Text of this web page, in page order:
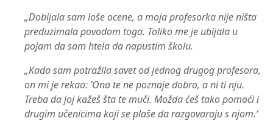
„Dobijala sam loše ocene, a moja profesorka nije ništa
preduzimala povodom toga. Toliko me je ubijala u
pojam da sam htela da napustim školu.
„Kada sam potražila savet od jednog drugog profesora,
on mi je rekao: ’Ona te ne poznaje dobro, a ni ti nju.
Treba da joj kažeš šta te muči. Možda ćeš tako pomoći i
drugim učenicima koji se plaše da razgovaraju s njom.‘